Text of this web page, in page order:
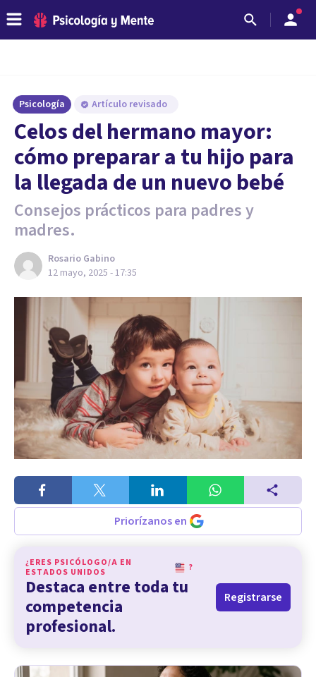
Psicología Artículo revisado
Celos del hermano mayor:
cómo preparar a tu hijo para
la llegada de un nuevo bebé
Consejos prácticos para padres y
madres.
Rosario Gabino
12 mayo, 2025 - 17:35
Priorízanos en
¿ERES PSICÓLOGO/A EN
ESTADOS UNIDOS
?
Destaca entre toda tu
competencia
profesional.
Registrarse